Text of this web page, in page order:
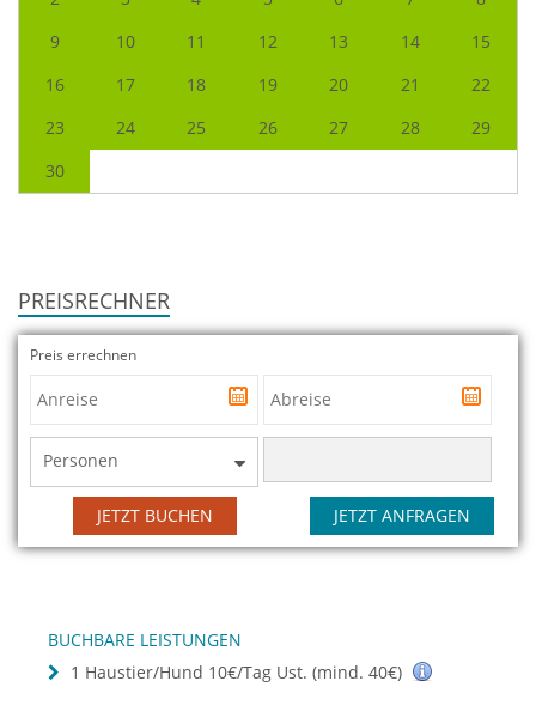
9
10 11 12 13 14
15
16
17 18 19 20 21
22
23
24 25 26 27 28
29
30
PREISRECHNER
Preis errechnen
Personen
JETZT ANFRAGEN
JETZT BUCHEN
BUCHBARE LEISTUNGEN
1 Haustier/Hund 10€/Tag Ust. (mind. 40€)